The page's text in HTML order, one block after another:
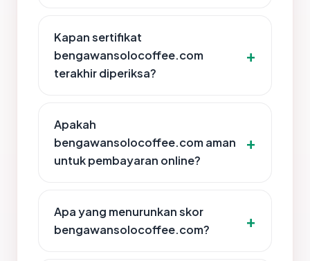
Kapan sertifikat
bengawansolocoffee.com
terakhir diperiksa?
Apakah
bengawansolocoffee.com aman
untuk pembayaran online?
Apa yang menurunkan skor
bengawansolocoffee.com?